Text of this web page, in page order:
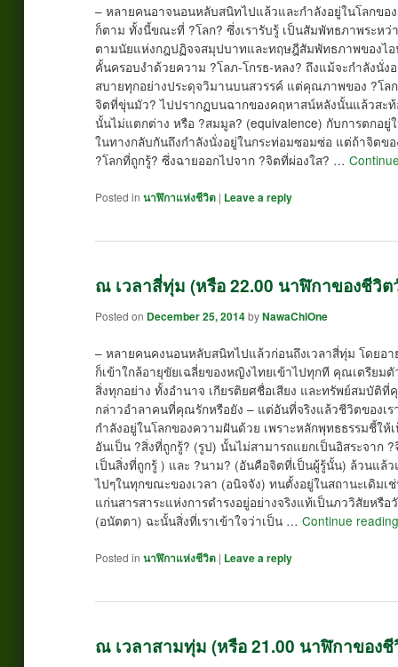
– หลายคนอาจนอนหลับสนิทไปแล้วและกำลังอยู่ในโลกขอ
ก็ตาม ทั้งนี้ขณะที่ ?โลก? ซึ่งเรารับรู้ เป็นสัมพัทธภาพระห
ตามนัยแห่งกฎปฏิจจสมุปบาทและทฤษฎีสัมพัทธภาพของไ
คั้นครอบงำด้วยความ ?โลภ-โกรธ-หลง? ถึงแม้จะกำลังนั่
สบายทุกอย่างประดุจวิมานบนสวรรค์ แต่คุณภาพของ ?โ
จิตที่ขุ่นมัว? ไปปรากฏบนฉากของคฤหาสน์หลังนั้นแล้วสะ
นั้นไม่แตกต่าง หรือ ?สมมูล? (equivalence) กับการตกอ
ในทางกลับกันถึงกำลังนั่งอยู่ในกระท่อมซอมซ่อ แต่ถ้าจิต
?โลกที่ถูกรู้? ซึ่งฉายออกไปจาก ?จิตที่ผ่องใส? …
Posted in นาฬิกาแห่งชีวิต | Leave a reply
ณ เวลาสี่ทุ่ม (หรือ 22.00 นาฬิกาของชีวิต
Posted on December 25, 2014byNawaChiOne
– หลายคนคงนอนหลับสนิทไปแล้วก่อนถึงเวลาสี่ทุ่ม โดยอ
ก็เข้าใกล้อายุขัยเฉลี่ยของหญิงไทยเข้าไปทุกที คุณเตรียม
สิ่งทุกอย่าง ทั้งอำนาจ เกียรติยศชื่อเสียง และทรัพย์สมบัติ
กล่าวอำลาคนที่คุณรักหรือยัง – แต่อันที่จริงแล้วชีวิตของเ
กำลังอยู่ในโลกของความฝันด้วย เพราะหลักพุทธธรรมชี้ใ
อันเป็น ?สิ่งที่ถูกรู้? (รูป) นั้นไม่สามารถแยกเป็นอิสระจาก
เป็นสิ่งที่ถูกรู้ ) และ ?นาม? (อันคือจิตที่เป็นผู้รู้นั้น) ล้วนแ
ไปๆในทุกขณะของเวลา (อนิจจัง) ทนตั้งอยู่ในสถานะเดิ
แก่นสารสาระแห่งการดำรงอยู่อย่างจริงแท้เป็นภววิสัยหรื
(อนัตตา) ฉะนั้นสิ่งที่เราเข้าใจว่าเป็น …Continue
Posted in นาฬิกาแห่งชีวิต | Leave a reply
ณ เวลาสามทุ่ม (หรือ 21.00 นาฬิกาของ